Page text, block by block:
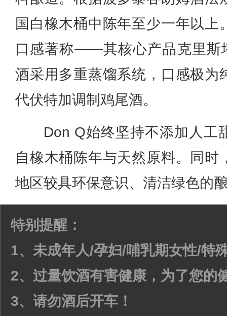
国白橡木桶中陈年至少一年以上
口感著称——其核心产品克里斯
酒采用多重蒸馏系统，口感极为
代伏特加调制鸡尾酒。
Don Q始终坚持不添加人工
自橡木桶陈年与天然原料。同时
地区较具环保意识、清洁绿色的
特别提醒：
1、未成年人/孕妇/哺乳期女性/特
2、过量饮酒有害健康，为了您的
3、请勿酒后开车！